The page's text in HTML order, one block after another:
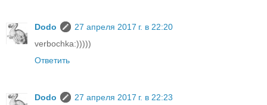
Dodo
27 апреля 2017 г. в 22:20
verbochka:)))))
Ответить
Dodo
27 апреля 2017 г. в 22:23